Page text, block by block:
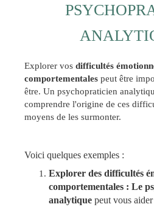
Explorer vos difficultés
comportementales peut être
être. Un psychopraticien
comprendre l'origine de ces
moyens de les surmonter.
Voici quelques exemples :
Explorer des difficultés
comportementales : Le
analytique peut vous